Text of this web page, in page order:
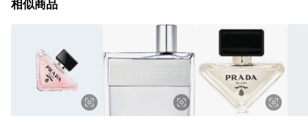
相似商品